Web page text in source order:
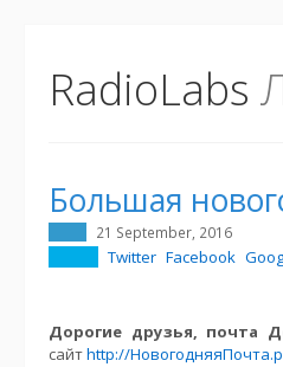
RadioLabs
Большая
21 September, 2016
Twitter Facebook
Дорогие друзья, почта
сайтhttp://